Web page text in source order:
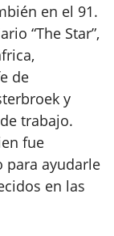
en el 91.
“The Star”,
de
y
trabajo.
fue
ayudarle
en las